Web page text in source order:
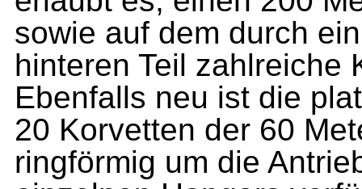
sowie auf dem durch
hinteren Teil zahlreiche
Ebenfalls neu ist die
20 Korvetten der 60
ringförmig um die